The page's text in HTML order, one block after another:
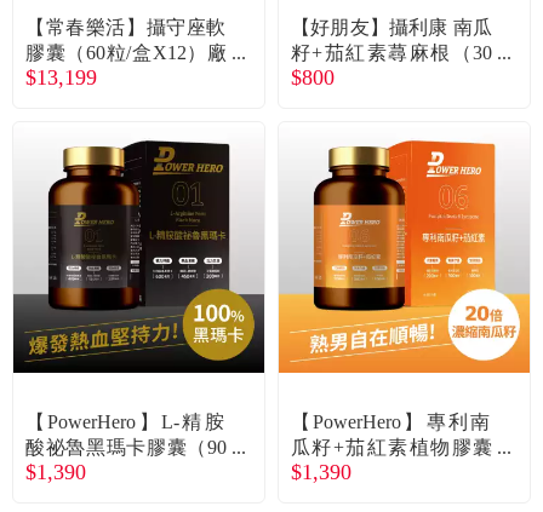
【常春樂活】攝守座軟
膠囊（60粒/盒X12）廠
商直送
$13,199
【好朋友】攝利康 南瓜
籽+茄紅素蕁麻根（30
顆/盒）廠商直送
$800
【PowerHero】L-精胺
酸祕魯黑瑪卡膠囊（90
顆/盒）廠商直送
$1,390
【PowerHero】專利南
瓜籽+茄紅素植物膠囊
（60顆/盒）廠商直送
$1,390